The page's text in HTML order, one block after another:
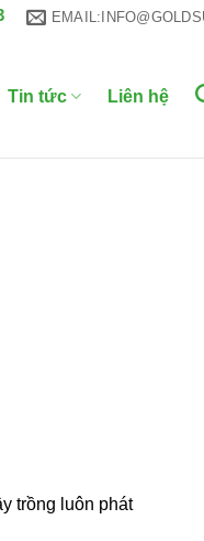
Tin tức Liên hệ
trồng luôn phát